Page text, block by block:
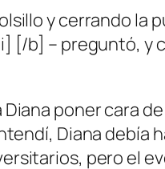
y cerrando
b] – preguntó, y
poner cara
Diana debía
pero el